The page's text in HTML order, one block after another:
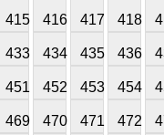
415 416 417 418
433 434 435 436
451 452 453 454
469 470 471 472